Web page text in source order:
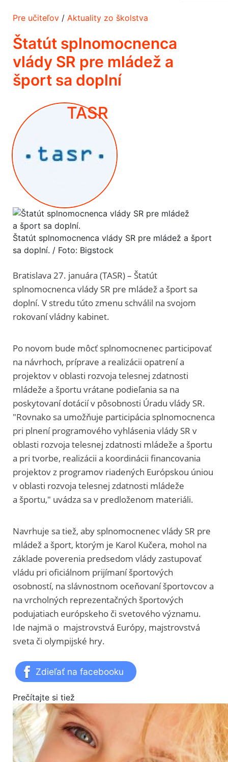
Pre učiteľov / Aktuality zo školstva
Štatút splnomocnenca
vlády SR pre mládež a
šport sa doplní
TASR
Štatút splnomocnenca vlády SR pre mládež a šport
sa doplní. / Foto: Bigstock
Bratislava 27. januára (TASR) – Štatút
splnomocnenca vlády SR pre mládež a šport sa
doplní. V stredu túto zmenu schválil na svojom
rokovaní vládny kabinet.
Po novom bude môcť splnomocnenec participovať
na návrhoch, príprave a realizácii opatrení a
projektov v oblasti rozvoja telesnej zdatnosti
mládeže a športu vrátane podieľania sa na
poskytovaní dotácií v pôsobnosti Úradu vlády SR.
"Rovnako sa umožňuje participácia splnomocnenca
pri plnení programového vyhlásenia vlády SR v
oblasti rozvoja telesnej zdatnosti mládeže a športu
a pri tvorbe, realizácii a koordinácii financovania
projektov z programov riadených Európskou úniou
v oblasti rozvoja telesnej zdatnosti mládeže
a športu," uvádza sa v predloženom materiáli.
Navrhuje sa tiež, aby splnomocnenec vlády SR pre
mládež a šport, ktorým je Karol Kučera, mohol na
základe poverenia predsedom vlády zastupovať
vládu pri oficiálnom prijímaní športových
osobností, na slávnostnom oceňovaní športovcov a
na vrcholných reprezentačných športových
podujatiach európskeho či svetového významu.
Ide najmä o majstrovstvá Európy, majstrovstvá
sveta či olympijské hry.
Zdieľať na facebooku
Prečítajte si tiež